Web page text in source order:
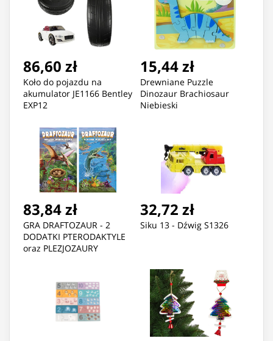
86,60 zł
Koło do pojazdu na
akumulator JE1166 Bentley
EXP12
15,44 zł
Drewniane Puzzle
Dinozaur Brachiosaur
Niebieski
83,84 zł
GRA DRAFTOZAUR - 2
DODATKI PTERODAKTYLE
oraz PLEZJOZAURY
32,72 zł
Siku 13 - Dźwig S1326